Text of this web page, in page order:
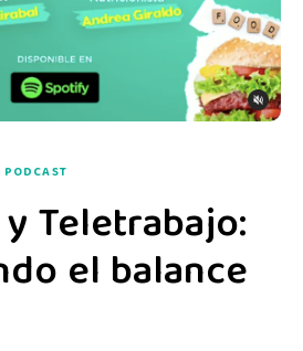
PODCAST
Teletrabajo:
el balance